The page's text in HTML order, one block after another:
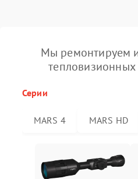
Мы ремонтируем
Серии
MARS 4 MARS HD